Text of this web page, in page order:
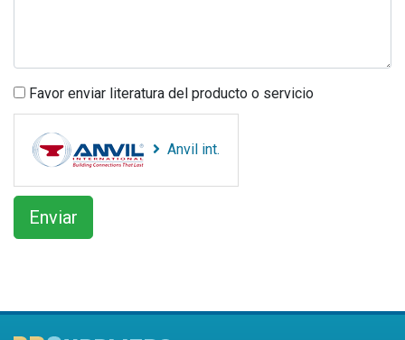
Favor enviar literatura del producto o servicio
Anvil int.